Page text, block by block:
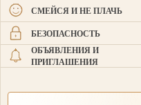
СМЕЙСЯ И НЕ ПЛАЧЬ
БЕЗОПАСНОСТЬ
ОБЪЯВЛЕНИЯ И
ПРИГЛАШЕНИЯ